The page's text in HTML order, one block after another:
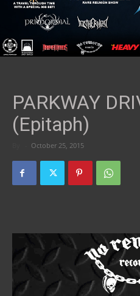
PARKWAY
(Epitaph)
October 25, 2015